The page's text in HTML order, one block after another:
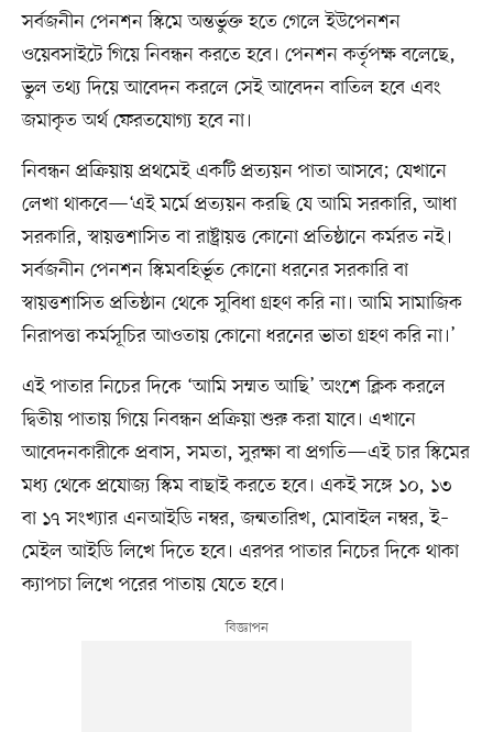
সর্বজনীন পেনশন স্কিমে অন্তর্ভুক্ত হতে গেলে ইউপেনশন
ওয়েবসাইটে গিয়ে নিবন্ধন করতে হবে। পেনশন কর্তৃপক্ষ বলেছে,
ভুল তথ্য দিয়ে আবেদন করলে সেই আবেদন বাতিল হবে এবং
জমাকৃত অর্থ ফেরতযোগ্য হবে না।
নিবন্ধন প্রক্রিয়ায় প্রথমেই একটি প্রত্যয়ন পাতা আসবে; যেখানে
লেখা থাকবে—‘এই মর্মে প্রত্যয়ন করছি যে আমি সরকারি, আধা
সরকারি, স্বায়ত্তশাসিত বা রাষ্ট্রায়ত্ত কোনো প্রতিষ্ঠানে কর্মরত নই।
সর্বজনীন পেনশন স্কিমবহির্ভূত কোনো ধরনের সরকারি বা
স্বায়ত্তশাসিত প্রতিষ্ঠান থেকে সুবিধা গ্রহণ করি না। আমি সামাজিক
নিরাপত্তা কর্মসূচির আওতায় কোনো ধরনের ভাতা গ্রহণ করি না।’
এই পাতার নিচের দিকে ‘আমি সম্মত আছি’ অংশে ক্লিক করলে
দ্বিতীয় পাতায় গিয়ে নিবন্ধন প্রক্রিয়া শুরু করা যাবে। এখানে
আবেদনকারীকে প্রবাস, সমতা, সুরক্ষা বা প্রগতি—এই চার স্কিমের
মধ্য থেকে প্রযোজ্য স্কিম বাছাই করতে হবে। একই সঙ্গে ১০, ১৩
বা ১৭ সংখ্যার এনআইডি নম্বর, জন্মতারিখ, মোবাইল নম্বর, ই–
মেইল আইডি লিখে দিতে হবে। এরপর পাতার নিচের দিকে থাকা
ক্যাপচা লিখে পরের পাতায় যেতে হবে।